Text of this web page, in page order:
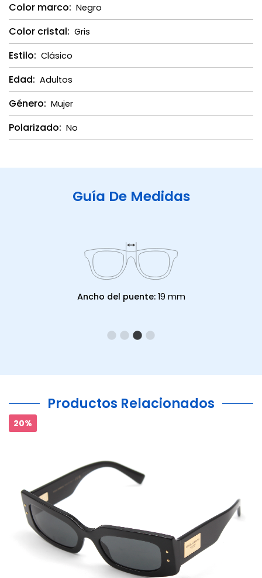
Color marco: Negro
Color cristal: Gris
Estilo: Clásico
Edad: Adultos
Género: Mujer
Polarizado: No
Guía De Medidas
Ancho del puente: 19 mm
Productos Relacionados
20%